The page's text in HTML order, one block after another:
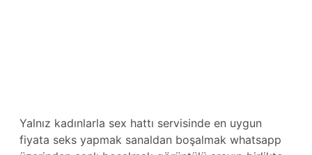
Yalnız kadınlarla sex hattı servisinde en uygun
fiyata seks yapmak sanaldan boşalmak whatsapp